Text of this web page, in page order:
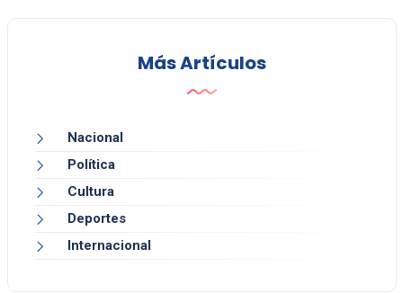
Más Artículos
Nacional
Política
Cultura
Deportes
Internacional